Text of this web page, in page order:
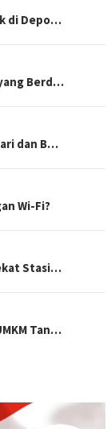
di Depo…
Berd…
dan B…
Wi-Fi?
Stasi…
Tan…